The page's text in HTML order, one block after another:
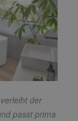
der
passt prima